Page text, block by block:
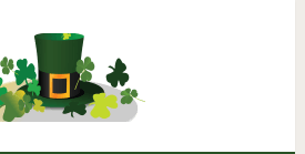
10 фильмов, в которых